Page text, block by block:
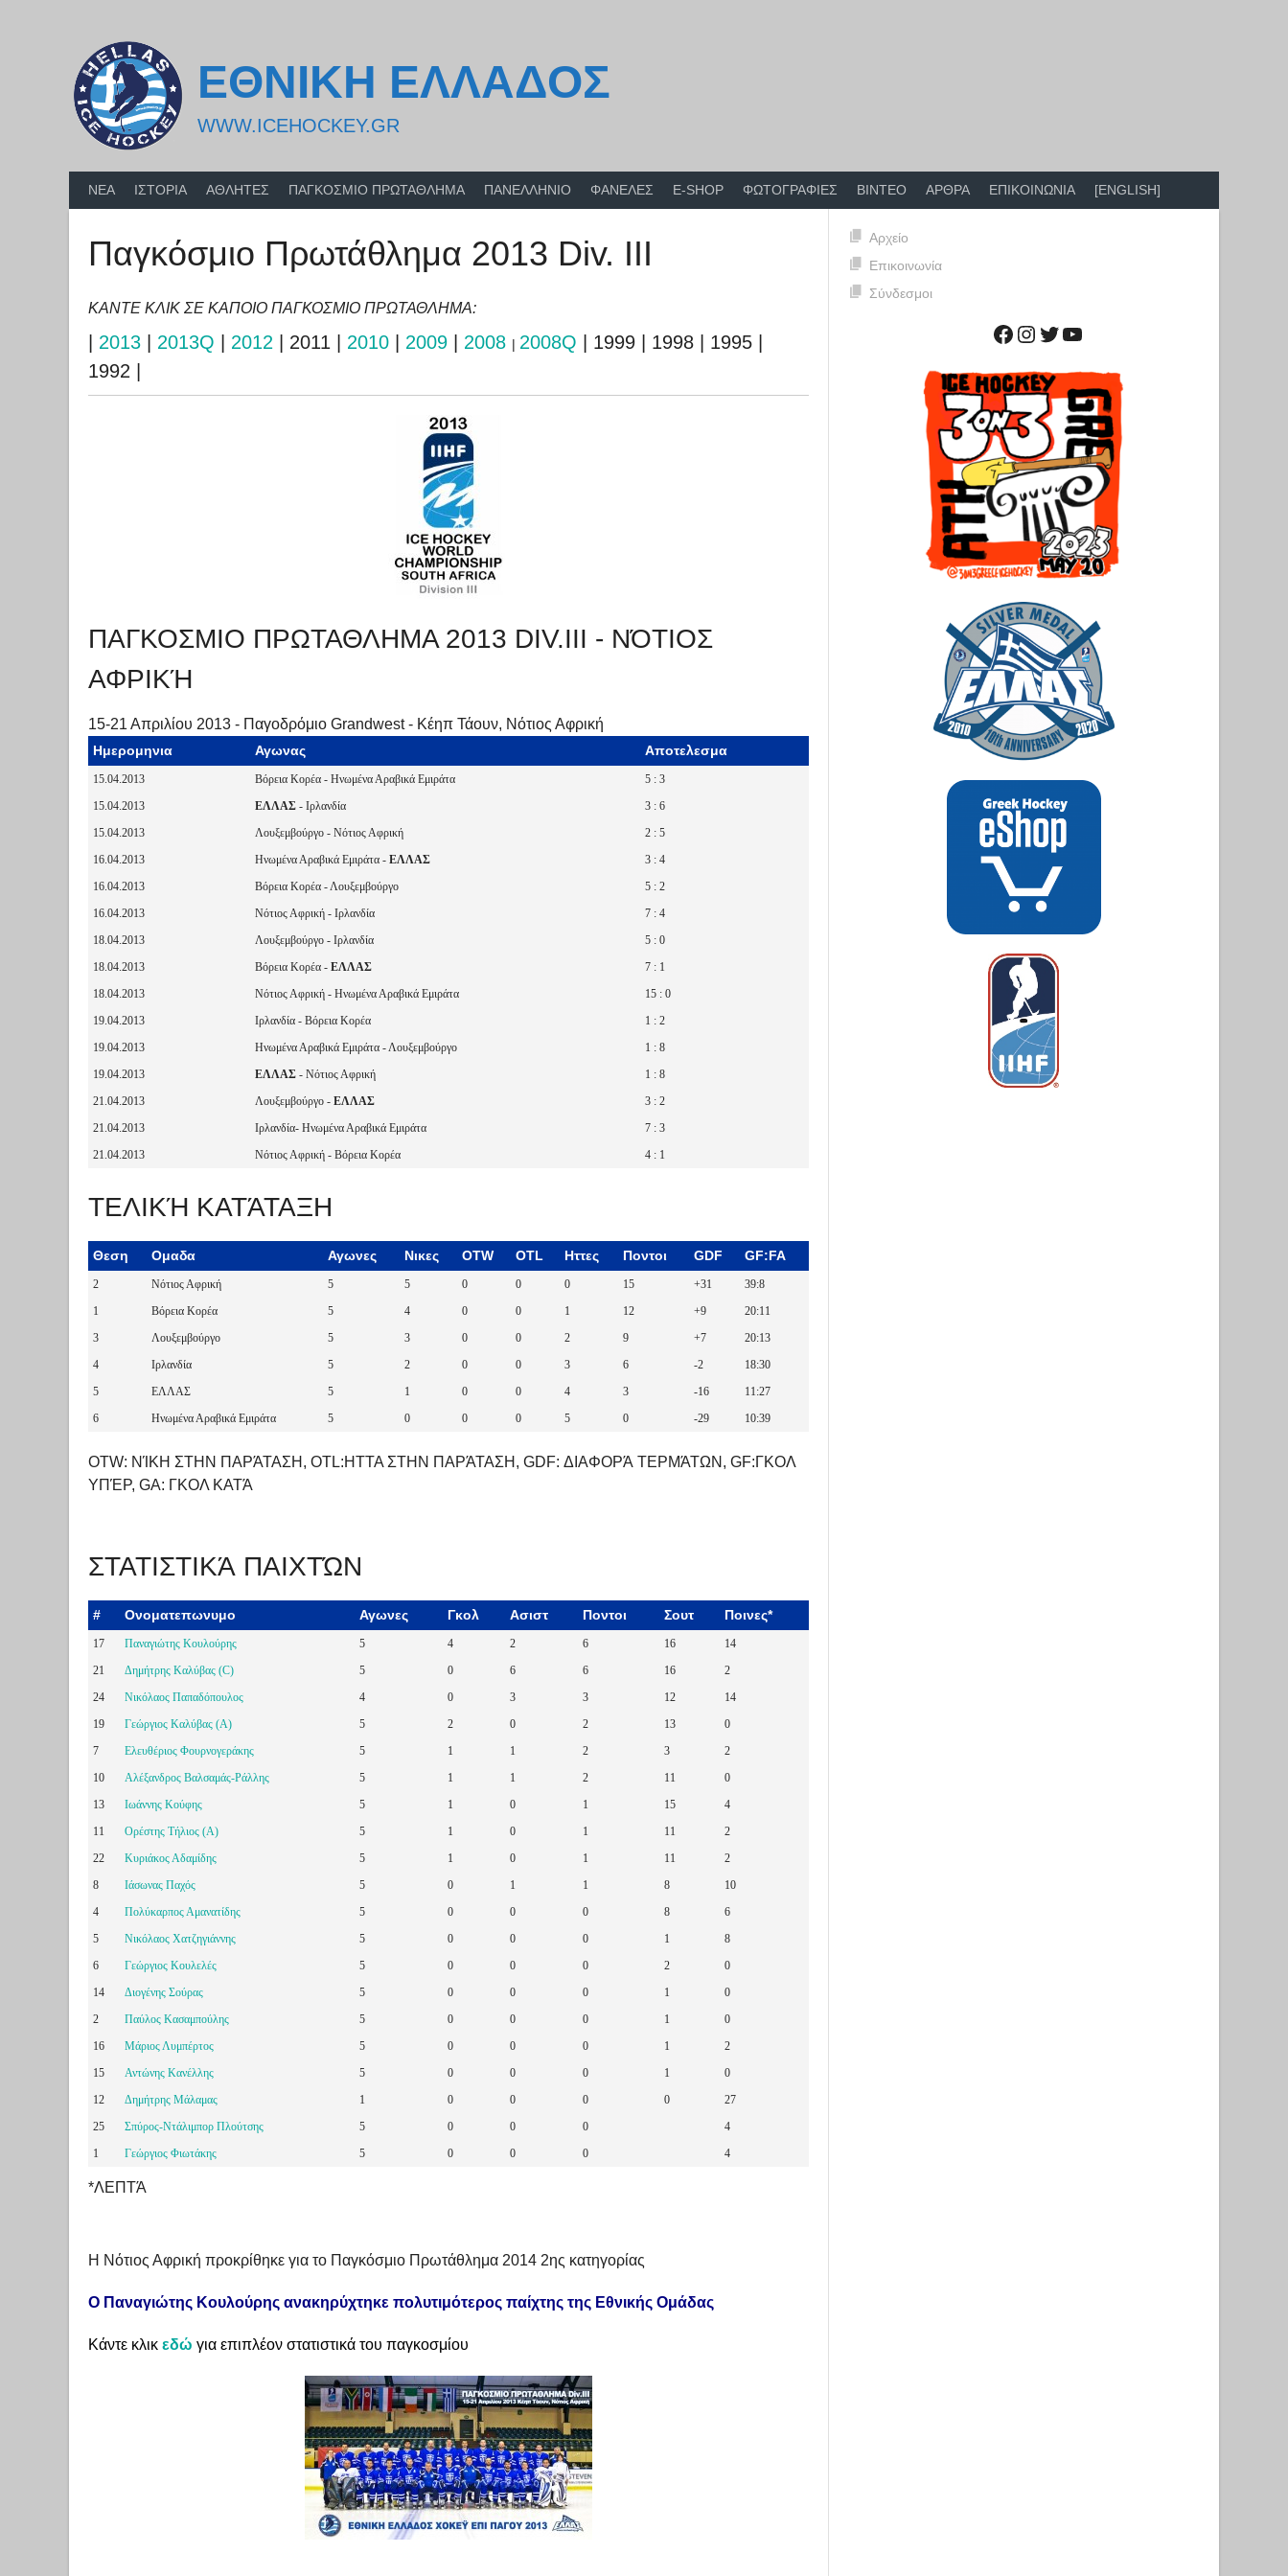
ΕΘΝΙΚΗ ΕΛΛΑΔΟΣ
WWW.ICEHOCKEY.GR
ΝΕΑ ΙΣΤΟΡΙΑ ΑΘΛΗΤΕΣ ΠΑΓΚΟΣΜΙΟ ΠΡΩΤΑΘΛΗΜΑ ΠΑΝΕΛΛΗΝΙΟ ΦΑΝΕΛΕΣ E-SHOP ΦΩΤΟΓΡΑΦΙΕΣ ΒΙΝΤΕΟ ΑΡΘΡΑ ΕΠΙΚΟΙΝΩΝΙΑ [ENGLISH]
Παγκόσμιο Πρωτάθλημα 2013 Div. III
ΚΑΝΤΕ ΚΛΙΚ ΣΕ ΚΑΠΟΙΟ ΠΑΓΚΟΣΜΙΟ ΠΡΩΤΑΘΛΗΜΑ:
| 2013 | 2013Q | 2012 | 2011 | 2010 | 2009 | 2008 | 2008Q | 1999 | 1998 | 1995 |
1992 |
ΠΑΓΚΟΣΜΙΟ ΠΡΩΤΑΘΛΗΜΑ 2013 DIV.III - ΝΌΤΙΟΣ
ΑΦΡΙΚΉ
15-21 Απριλίου 2013 - Παγοδρόμιο Grandwest - Κέηπ Τάουν, Νότιος Αφρική
Ημερομηνια Αγωνας Αποτελεσμα
15.04.2013 Βόρεια Κορέα - Ηνωμένα Αραβικά Εμιράτα
5 : 3
15.04.2013
ΕΛΛΑΣ - Ιρλανδία
3 : 6
15.04.2013
Λουξεμβούργο - Νότιος Αφρική
2 : 5
16.04.2013
Ηνωμένα Αραβικά Εμιράτα - ΕΛΛΑΣ
3 : 4
16.04.2013
Βόρεια Κορέα - Λουξεμβούργο
5 : 2
16.04.2013
Νότιος Αφρική - Ιρλανδία
7 : 4
18.04.2013
Λουξεμβούργο - Ιρλανδία
5 : 0
18.04.2013
Βόρεια Κορέα - ΕΛΛΑΣ
7 : 1
18.04.2013
Νότιος Αφρική - Ηνωμένα Αραβικά Εμιράτα
15 : 0
19.04.2013
Ιρλανδία - Βόρεια Κορέα
1 : 2
19.04.2013
Ηνωμένα Αραβικά Εμιράτα - Λουξεμβούργο
1 : 8
19.04.2013
ΕΛΛΑΣ - Νότιος Αφρική
1 : 8
21.04.2013
Λουξεμβούργο - ΕΛΛΑΣ
3 : 2
21.04.2013
Ιρλανδία- Ηνωμένα Αραβικά Εμιράτα
7 : 3
21.04.2013
Νότιος Αφρική - Βόρεια Κορέα 4 : 1
ΤΕΛΙΚΉ ΚΑΤΆΤΑΞΗ
Θεση Ομαδα Αγωνες Νικες OTW OTL Ηττες Ποντοι GDF GF:FA
2 Νότιος Αφρική 5 5 0 0 0 15 +31
39:8
1
Βόρεια Κορέα 5 4 0 0 1 12 +9
20:11
3
Λουξεμβούργο 5 3 0 0 2 9 +7
20:13
4
Ιρλανδία 5 2 0 0 3 6 -2
18:30
5
ΕΛΛΑΣ 5 1 0 0 4 3 -16
11:27
6
Ηνωμένα Αραβικά Εμιράτα 5 0 0 0 5 0 -29 10:39
OTW: ΝΊΚΗ ΣΤΗΝ ΠΑΡΆΤΑΣΗ, OTL:ΗΤΤΑ ΣΤΗΝ ΠΑΡΆΤΑΣΗ, GDF: ΔΙΑΦΟΡΆ ΤΕΡΜΆΤΩΝ, GF:ΓΚΟΛ
ΥΠΈΡ, GA: ΓΚΟΛ ΚΑΤΆ
ΣΤΑΤΙΣΤΙΚΆ ΠΑΙΧΤΏΝ
# Ονοματεπωνυμο Αγωνες Γκολ Ασιστ Ποντοι Σουτ Ποινες*
17 Παναγιώτης Κουλούρης 5 4 2 6 16
14
21
Δημήτρης Καλύβας (C) 5 0 6 6 16
2
24
Νικόλαος Παπαδόπουλος 4 0 3 3 12
14
19
Γεώργιος Καλύβας (A) 5 2 0 2 13
0
7
Ελευθέριος Φουρνογεράκης 5 1 1 2 3
2
10
Αλέξανδρος Βαλσαμάς-Ράλλης 5 1 1 2 11
0
13
Ιωάννης Κούφης 5 1 0 1 15
4
11
Ορέστης Τήλιος (A) 5 1 0 1 11
2
22
Κυριάκος Αδαμίδης 5 1 0 1 11
2
8
Ιάσωνας Παχός 5 0 1 1 8
10
4
Πολύκαρπος Αμανατίδης 5 0 0 0 8
6
5
Νικόλαος Xατζηγιάννης 5 0 0 0 1
8
6
Γεώργιος Κουλελές 5 0 0 0 2
0
14
Διογένης Σούρας 5 0 0 0 1
0
2
Παύλος Κασαμπούλης 5 0 0 0 1
0
16
Μάριος Λυμπέρτος 5 0 0 0 1
2
15
Αντώνης Κανέλλης 5 0 0 0 1
0
12
Δημήτρης Μάλαμας 1 0 0 0 0
27
25
Σπύρος-Ντάλιμπορ Πλούτσης 5 0 0 0
4
1
Γεώργιος Φιωτάκης 5 0 0 0 4
*ΛΕΠΤΆ
Η Νότιος Αφρική προκρίθηκε για το Παγκόσμιο Πρωτάθλημα 2014 2ης κατηγορίας
Ο Παναγιώτης Κουλούρης ανακηρύχτηκε πολυτιμότερος παίχτης της Εθνικής Ομάδας
Κάντε κλικ εδώ για επιπλέον στατιστικά του παγκοσμίου
Αρχείο
Επικοινωνία
Σύνδεσμοι
Facebook
Instagram
Twitter
YouTube